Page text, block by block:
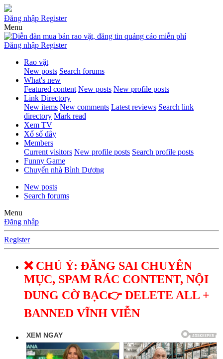
Đăng nhập Register
Menu
Đăng nhập Register
Rao vặt
New posts Search forums
What's new
Featured content New posts New profile posts
Link Directory
New items New comments Latest reviews Search link
directory Mark read
Xem TV
Xổ số đây
Members
Current visitors New profile posts Search profile posts
Funny Game
Chuyển nhà Bình Dương
New posts
Search forums
Menu
Đăng nhập
Register
❌ CHÚ Ý: ĐĂNG SAI CHUYÊN
MỤC, SPAM RÁC CONTENT, NỘI
DUNG CỜ BẠC👉 DELETE ALL +
BANNED VĨNH VIỄN